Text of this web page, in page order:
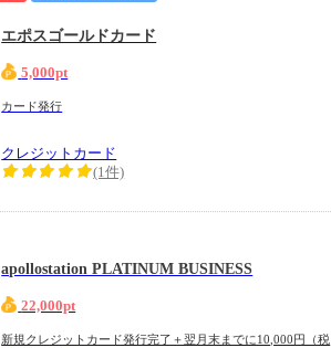
エポスゴールドカード
5,000pt
カード発行
クレジットカード
(1件)
apollostation PLATINUM BUSINESS
22,000pt
新規クレジットカード発行完了＋翌月末までに10,000円（税